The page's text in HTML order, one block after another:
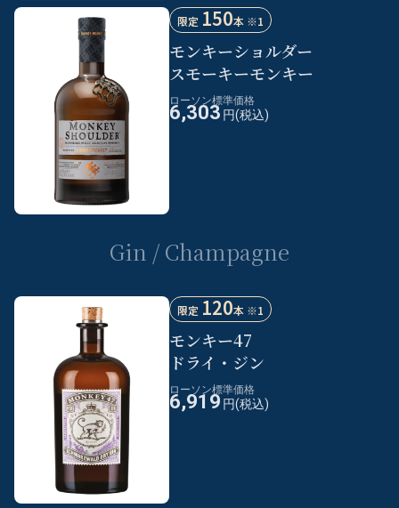
限定 150本 ※1
モンキーショルダー
スモーキーモンキー
ローソン標準価格
6,303 円(税込)
Gin / Champagne
限定 120本 ※1
モンキー47
ドライ・ジン
ローソン標準価格
6,919 円(税込)